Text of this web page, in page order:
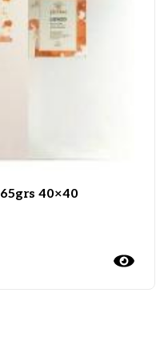
40×40